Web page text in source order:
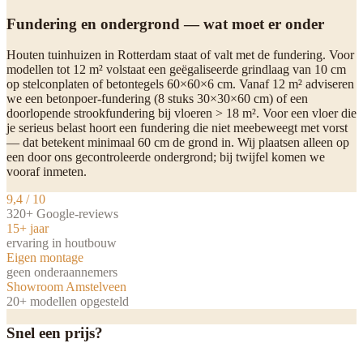
Fundering en ondergrond — wat moet er onder
Houten tuinhuizen in Rotterdam staat of valt met de fundering. Voor
modellen tot 12 m² volstaat een geëgaliseerde grindlaag van 10 cm
op stelconplaten of betontegels 60×60×6 cm. Vanaf 12 m² adviseren
we een betonpoer-fundering (8 stuks 30×30×60 cm) of een
doorlopende strookfundering bij vloeren > 18 m². Voor een vloer die
je serieus belast hoort een fundering die niet meebeweegt met vorst
— dat betekent minimaal 60 cm de grond in. Wij plaatsen alleen op
een door ons gecontroleerde ondergrond; bij twijfel komen we
vooraf inmeten.
9,4 / 10
320+ Google-reviews
15+ jaar
ervaring in houtbouw
Eigen montage
geen onderaannemers
Showroom Amstelveen
20+ modellen opgesteld
Snel een prijs?